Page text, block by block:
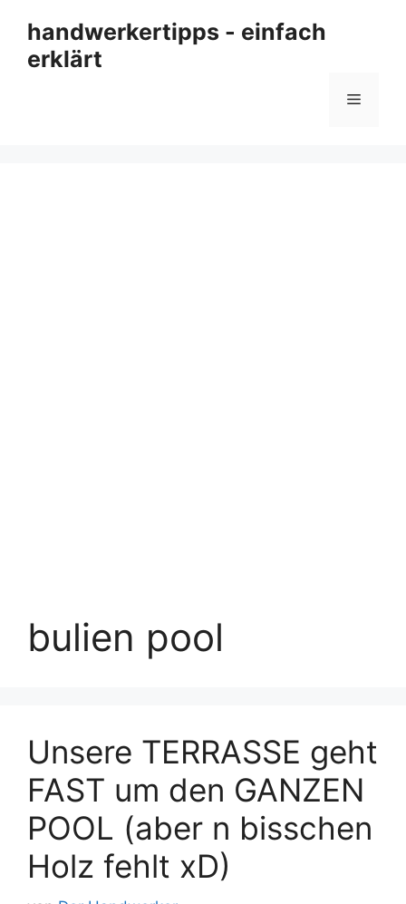
Inhalt
springen
handwerkertipps - einfach
erklärt
Menü
bulien pool
Unsere TERRASSE geht
FAST um den GANZEN
POOL (aber n bisschen
Holz fehlt xD)